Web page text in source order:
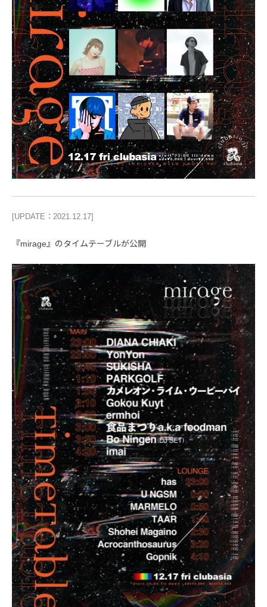
[UPDATE：2021.12.17]
『mirage』のタイムテーブルが公開